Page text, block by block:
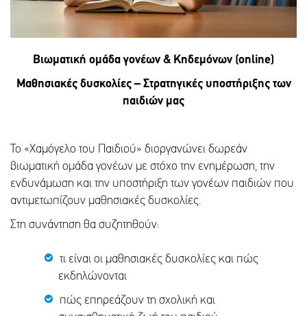
Βιωματική ομάδα γονέων & Κηδεμόνων (online)
Μαθησιακές δυσκολίες – Στρατηγικές υποστήριξης των
παιδιών μας
Το «Χαμόγελο του Παιδιού» διοργανώνει δωρεάν
βιωματική ομάδα γονέων με στόχο την ενημέρωση, την
ενδυνάμωση και την υποστήριξη των γονέων παιδιών που
αντιμετωπίζουν μαθησιακές δυσκολίες.
Στη συνάντηση θα συζητηθούν:
τι είναι οι μαθησιακές δυσκολίες και πώς
εκδηλώνονται
πώς επηρεάζουν τη σχολική και